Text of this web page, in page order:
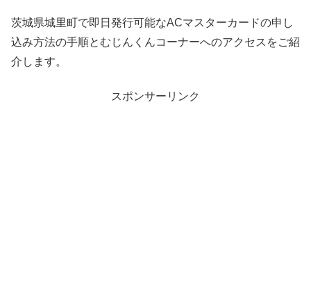
茨城県城里町で即日発行可能なACマスターカードの申し
込み方法の手順とむじんくんコーナーへのアクセスをご紹
介します。
スポンサーリンク